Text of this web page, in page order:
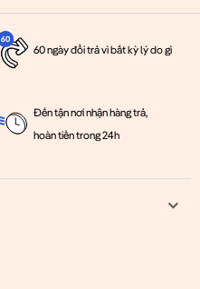
60 ngày đổi trả vì bất kỳ lý do gì
Đến tận nơi nhận hàng trả,
hoàn tiền trong 24h